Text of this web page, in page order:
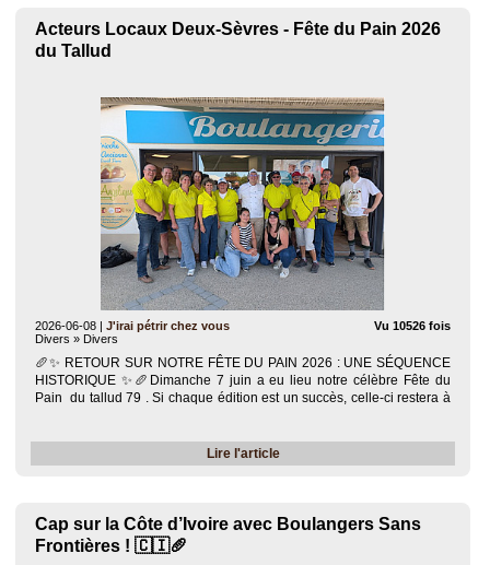
Acteurs Locaux Deux-Sèvres - Fête du Pain 2026
du Tallud
2026-06-08 J'irai pétrir chez vous
Vu 10526 fois
Divers » Divers
🥖✨ RETOUR SUR NOTRE FÊTE DU PAIN 2026 : UNE SÉQUENCE
HISTORIQUE ✨🥖​Dimanche 7 juin a eu lieu notre célèbre Fête du
Pain du tallud 79 . Si chaque édition est un succès, celle-ci restera à
Lire l'article
Cap sur la Côte d’Ivoire avec Boulangers Sans
Frontières ! 🇨🇮🥖